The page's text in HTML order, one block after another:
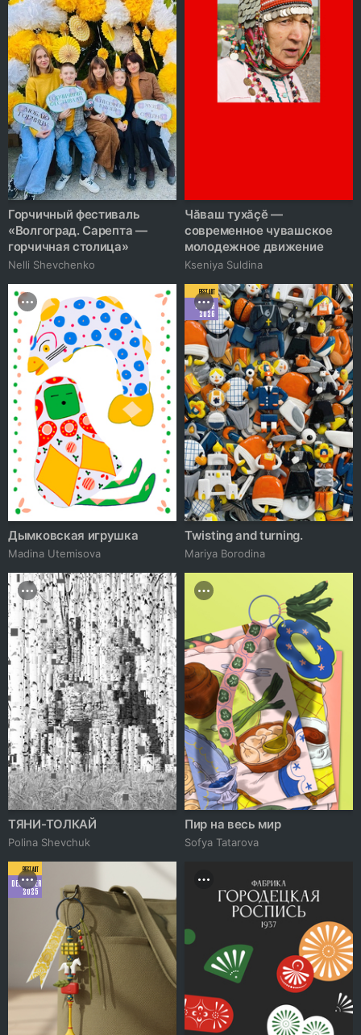
Горчичный фестиваль
«Волгоград. Сарепта —
горчичная столица»
Nelli Shevchenko
Чӑваш тухӑҫӗ —
современное чувашское
молодежное движение
Kseniya Suldina
Дымковская игрушка
Madina Utemisova
BEST ART
MARCH
2026
Twisting and turning.
Mariya Borodina
ТЯНИ-ТОЛКАЙ
Polina Shevchuk
Пир на весь мир
Sofya Tatarova
BEST ART
DECEMBER
2025